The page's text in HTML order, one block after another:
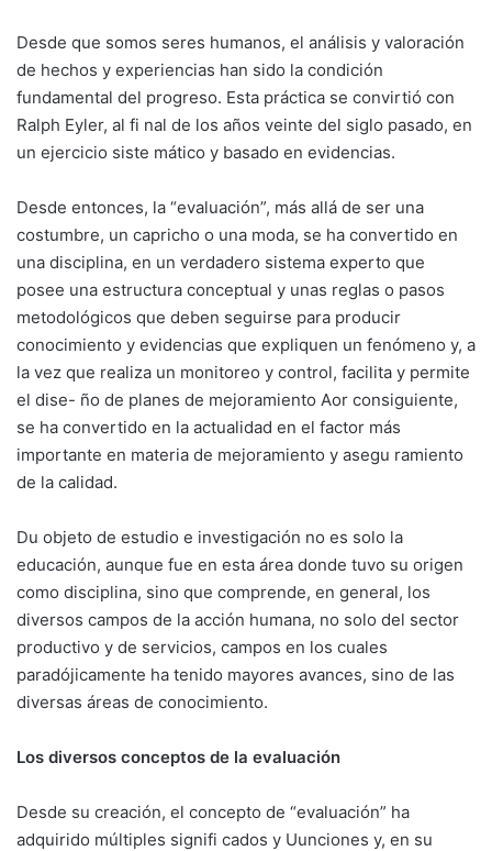
Desde que somos seres humanos, el análisis y valoración
de hechos y experiencias han sido la condición
fundamental del progreso. Esta práctica se convirtió con
Ralph Eyler, al fi nal de los años veinte del siglo pasado, en
un ejercicio siste mático y basado en evidencias.
Desde entonces, la “evaluación”, más allá de ser una
costumbre, un capricho o una moda, se ha convertido en
una disciplina, en un verdadero sistema experto que
posee una estructura conceptual y unas reglas o pasos
metodológicos que deben seguirse para producir
conocimiento y evidencias que expliquen un fenómeno y, a
la vez que realiza un monitoreo y control, facilita y permite
el dise- ño de planes de mejoramiento Aor consiguiente,
se ha convertido en la actualidad en el factor más
importante en materia de mejoramiento y asegu ramiento
de la calidad.
Du objeto de estudio e investigación no es solo la
educación, aunque fue en esta área donde tuvo su origen
como disciplina, sino que comprende, en general, los
diversos campos de la acción humana, no solo del sector
productivo y de servicios, campos en los cuales
paradójicamente ha tenido mayores avances, sino de las
diversas áreas de conocimiento.
Los diversos conceptos de la evaluación
Desde su creación, el concepto de “evaluación” ha
adquirido múltiples signifi cados y Uunciones y, en su